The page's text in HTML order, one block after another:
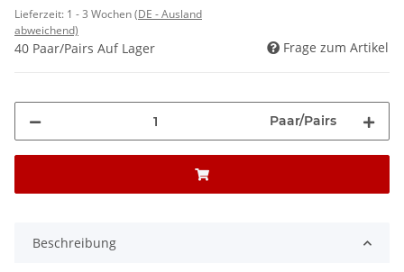
Lieferzeit: 1 - 3 Wochen(DE - Ausland
abweichend)
40 Paar/Pairs Auf Lager Frage zum Artikel
Paar/Pairs
Beschreibung